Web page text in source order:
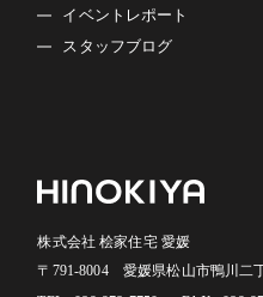
イベントレポート
スタッフブログ
株式会社 桧家住宅 愛媛
〒791-8004 愛媛県松山市鴨川二